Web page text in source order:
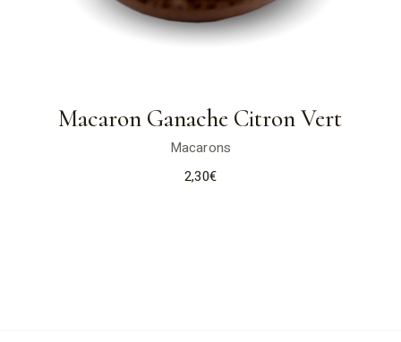
Macaron Ganache Citron Vert
Macarons
2,30€